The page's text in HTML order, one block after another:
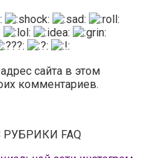
сайта в этом
комментариев.
FAQ